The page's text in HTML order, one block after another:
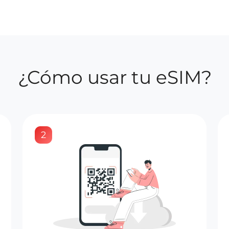
¿Cómo usar tu eSIM?
2